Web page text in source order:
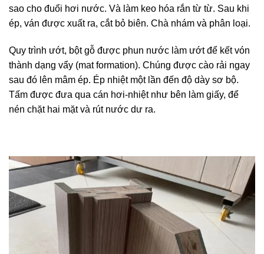
sao cho đuổi hơi nước. Và làm keo hóa rắn từ từ. Sau khi
ép, ván được xuất ra, cắt bỏ biên. Chà nhám và phân loại.
Quy trình ướt, bột gỗ được phun nước làm ướt để kết vón
thành dạng vẩy (mat formation). Chúng được cào rải ngay
sau đó lên mâm ép. Ép nhiệt một lần đến độ dày sơ bộ.
Tấm được đưa qua cán hơi-nhiệt như bên làm giấy, để
nén chặt hai mặt và rút nước dư ra.